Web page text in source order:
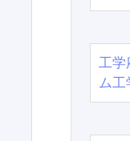
工
ム工